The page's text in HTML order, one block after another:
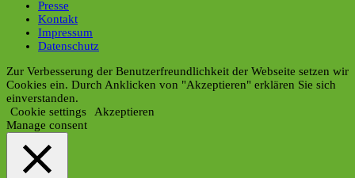
Presse
Kontakt
Impressum
Datenschutz
Zur Verbesserung der Benutzerfreundlichkeit der Webseite setzen wir
Cookies ein. Durch Anklicken von "Akzeptieren" erklären Sie sich
einverstanden.
Cookie settings
Akzeptieren
Manage consent